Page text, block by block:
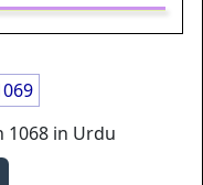
1068 in Urdu